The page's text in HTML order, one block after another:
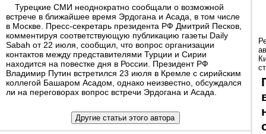
Турецкие СМИ неоднократно сообщали о возможной
встрече в ближайшее время Эрдогана и Асада, в том числе
в Москве. Пресс-секретарь президента РФ Дмитрий Песков,
комментируя соответствующую публикацию газеты Daily
Sabah от 22 июля, сообщил, что вопрос организации
контактов между представителями Турции и Сирии
находится на повестке дня в России. Президент РФ
Владимир Путин встретился 23 июля в Кремле с сирийским
коллегой Башаром Асадом, однако неизвестно, обсуждался
ли на переговорах вопрос встречи Эрдогана и Асада.